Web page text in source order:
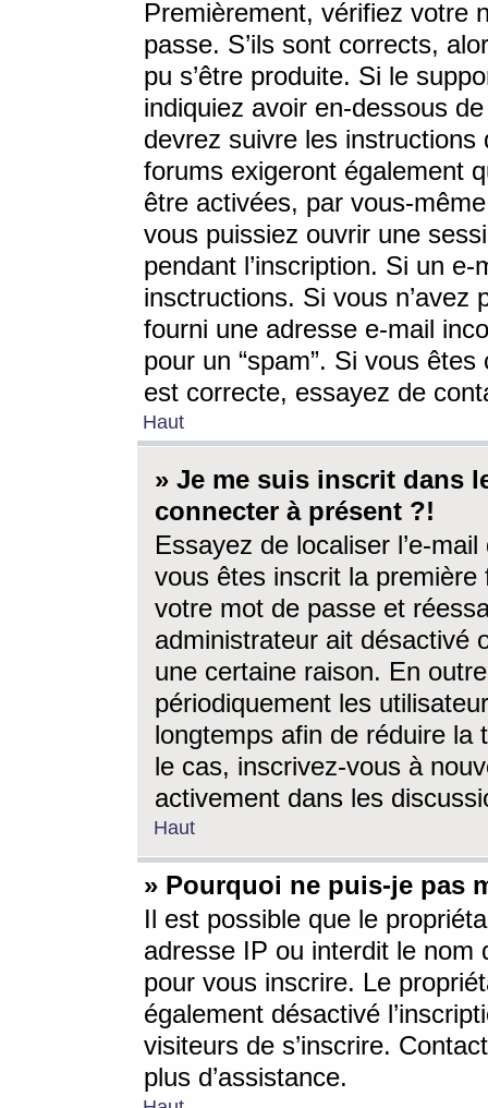
Premièrement, vérifiez votre
passe. S’ils sont corrects,
pu s’être produite. Si le
indiquiez avoir en-dessous
devrez suivre les
forums exigeront également
être activées, par vous-
vous puissiez ouvrir une
pendant l’inscription. Si un
insctructions. Si vous n’avez
fourni une adresse e-mail
pour un “spam”. Si vous
est correcte, essayez de
Haut
» Je me suis inscrit dans
connecter à présent ?!
Essayez de localiser l’e-
vous êtes inscrit la première
votre mot de passe et
administrateur ait désactivé
une certaine raison. En
périodiquement les
longtemps afin de réduire la
le cas, inscrivez-vous à
activement dans les
Haut
» Pourquoi ne puis-je pas
Il est possible que le
adresse IP ou interdit le nom
pour vous inscrire. Le
également désactivé
visiteurs de s’inscrire.
plus d’assistance.